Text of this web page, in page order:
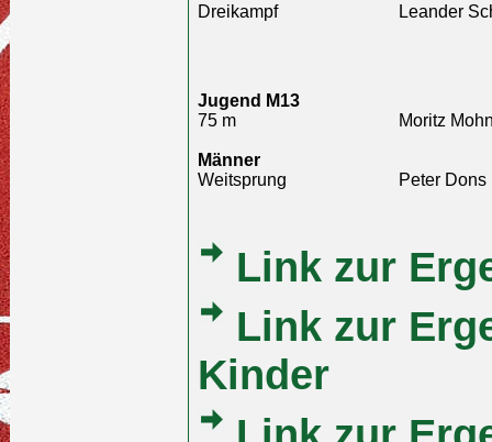
Dreikampf
Leander
Jugend M13
75 m
Moritz
Männer
Weitsprung
Peter Dons
Link zur
Link zur
Kinder